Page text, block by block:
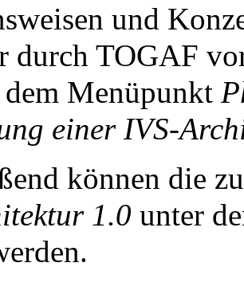
und
durch TOGAF
Menüpunkt
einer IVS-
können die
1.0 unter